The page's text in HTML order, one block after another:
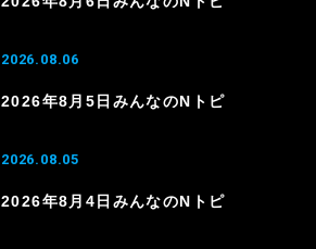
2026.08.06
2026年8月5日みんなのNトピ
2026.08.05
2026年8月4日みんなのNトピ